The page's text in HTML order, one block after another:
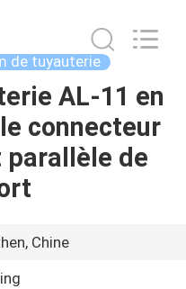
de tuyauterie
AL-11 en
connecteur
de
Chine